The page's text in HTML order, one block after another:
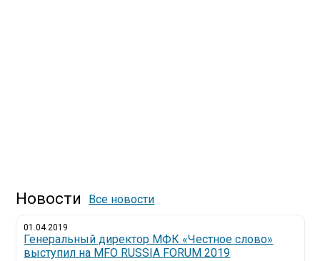
Новости Все новости
01.04.2019
Генеральный директор МФК «Честное слово»
выступил на MFO RUSSIA FORUM 2019